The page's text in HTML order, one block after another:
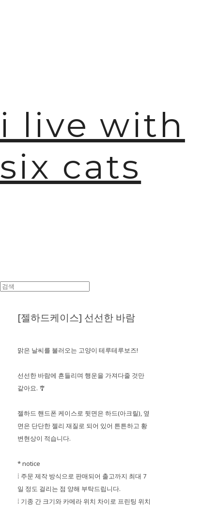
i live with
six cats
[젤하드케이스] 선선한 바람
맑은 날씨를 불러오는 고양이 테루테루보즈!
선선한 바람에 흔들리며 행운을 가져다줄 것만
같아요. 🎐
젤하드 핸드폰 케이스로 뒷면은 하드(아크릴), 옆
면은 단단한 젤리 재질로 되어 있어 튼튼하고 황
변현상이 적습니다.
* notice
⁞ 주문 제작 방식으로 판매되어 출고까지 최대 7
일 정도 걸리는 점 양해 부탁드립니다.
⁞ 기종 간 크기와 카메라 위치 차이로 프린팅 위치
🫧